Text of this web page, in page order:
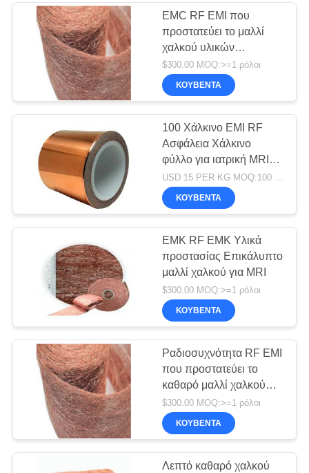
ΕΙΔΉΣΕΙΣ
SITEMAP
PRIVACY
POLICY
EMC RF EMI που
προστατεύει το μαλλί
χαλκού υλικών
διάμετρος καλωδίων
0,07 0.08mm για το
δωμάτιο MRI
$300.00 MOQ:>=1 ρόλοι
ΚΟΥΒΈΝΤΑ
100 Χάλκινο EMI RF
Ασφάλεια Χάλκινο
φύλλο για ιατρική MRI
RF Ασφάλεια δωμάτιο
1370MM
USD 15 PER KG MOQ:100 ΚΛ ΑΝΆ ΔΙΑΤΑΓΉ
ΚΟΥΒΈΝΤΑ
ΕΜΚ RF ΕΜΚ Υλικά
προστασίας Επικάλυπτο
μαλλί χαλκού για MRI
$300.00 MOQ:>=1 ρόλοι
ΚΟΥΒΈΝΤΑ
Ραδιοσυχνότητα RF EMI
που προστατεύει το
καθαρό μαλλί χαλκού
λύσεων RF για την
ανηχοειδή αίθουσα
$300.00 MOQ:>=1 ρόλοι
ΚΟΥΒΈΝΤΑ
Λεπτό καθαρό χαλκού